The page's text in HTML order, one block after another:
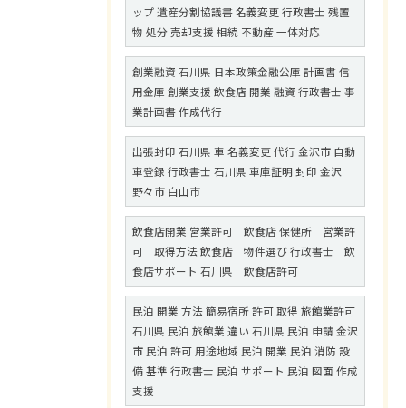
ップ 遺産分割協議書 名義変更 行政書士 残置
物 処分 売却支援 相続 不動産 一体対応
創業融資 石川県 日本政策金融公庫 計画書 信
用金庫 創業支援 飲食店 開業 融資 行政書士 事
業計画書 作成代行
出張封印 石川県 車 名義変更 代行 金沢市 自動
車登録 行政書士 石川県 車庫証明 封印 金沢
野々市 白山市
飲食店開業 営業許可 飲食店 保健所 営業許
可 取得方法 飲食店 物件選び 行政書士 飲
食店サポート 石川県 飲食店許可
民泊 開業 方法 簡易宿所 許可 取得 旅館業許可
石川県 民泊 旅館業 違い 石川県 民泊 申請 金沢
市 民泊 許可 用途地域 民泊 開業 民泊 消防 設
備 基準 行政書士 民泊 サポート 民泊 図面 作成
支援